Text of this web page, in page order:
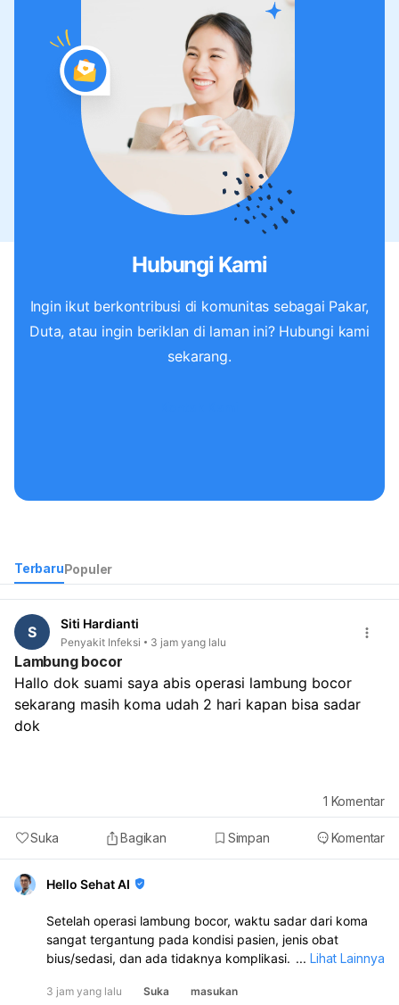
Hubungi Kami
Ingin ikut berkontribusi di komunitas sebagai Pakar,
Duta, atau ingin beriklan di laman ini? Hubungi kami
sekarang.
TerbaruPopuler
S Siti Hardianti
Penyakit Infeksi 3 jam yang lalu
Lambung bocor
Hallo dok suami saya abis operasi lambung bocor
sekarang masih koma udah 2 hari kapan bisa sadar
dok
Suka Bagikan Simpan Komentar
1 Komentar
Hello Sehat AI
Setelah operasi lambung bocor, waktu sadar dari koma
sangat tergantung pada kondisi pasien, jenis obat
bius/sedasi, dan ada tidaknya komplikasi. Umumnya
hari, tetapi kalau sudah 2 hari masih koma, itu perlu
... Lihat Lainnya
3 jam yang lalu Suka masukan